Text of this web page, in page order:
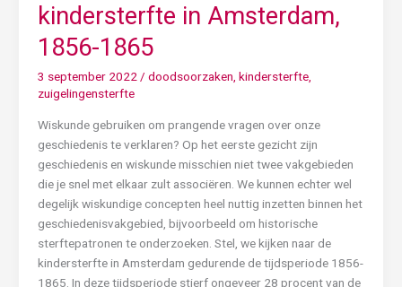
kindersterfte in Amsterdam,
1856-1865
3 september 2022/ doodsoorzaken, kindersterfte,
zuigelingensterfte
Wiskunde gebruiken om prangende vragen over onze
geschiedenis te verklaren? Op het eerste gezicht zijn
geschiedenis en wiskunde misschien niet twee vakgebieden
die je snel met elkaar zult associëren. We kunnen echter wel
degelijk wiskundige concepten heel nuttig inzetten binnen het
geschiedenisvakgebied, bijvoorbeeld om historische
sterftepatronen te onderzoeken. Stel, we kijken naar de
kindersterfte in Amsterdam gedurende de tijdsperiode 1856-
1865. In deze tijdsperiode stierf ongeveer 28 procent van de